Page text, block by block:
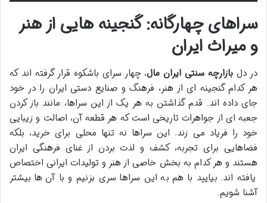
سراهای چهارگانه: گنجینه هایی از هنر
و میراث ایران
در دل بازارچه سنتی ایران مال، چهار سرای باشکوه قرار گرفته اند که
هر کدام گنجینه ای از هنر، فرهنگ و صنایع دستی ایران را در خود
جای داده اند. قدم گذاشتن به هر یک از این سراها، مانند باز کردن
جعبه ای از جواهرات تاریخی است که هر قطعه آن، اصالت و زیبایی
خود را فریاد می زند. این سراها نه تنها محلی برای خرید، بلکه
فضاهایی برای تجربه، کشف و لذت بردن از غنای فرهنگی ایران
هستند و هر کدام به بخش خاصی از هنر و تولیدات ایرانی اختصاص
یافته اند. بیایید با هم به این سراها سری بزنیم و با آن ها بیشتر
آشنا شویم.